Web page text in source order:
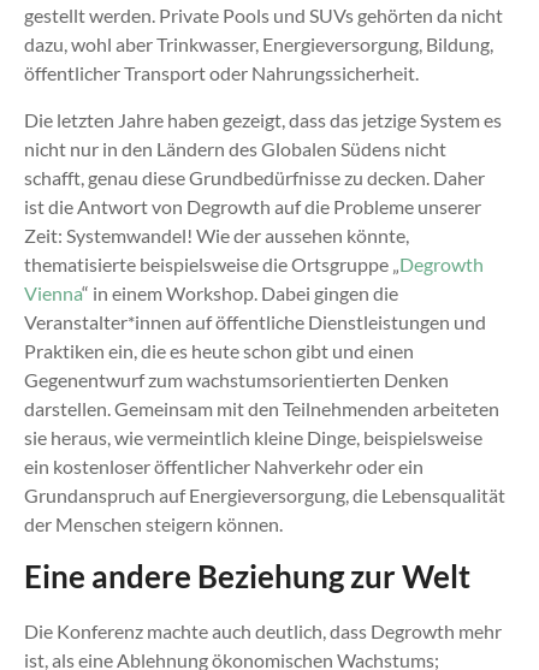
gestellt werden. Private Pools und SUVs gehörten da nicht
dazu, wohl aber Trinkwasser, Energieversorgung, Bildung,
öffentlicher Transport oder Nahrungssicherheit.
Die letzten Jahre haben gezeigt, dass das jetzige System es
nicht nur in den Ländern des Globalen Südens nicht
schafft, genau diese Grundbedürfnisse zu decken. Daher
ist die Antwort von Degrowth auf die Probleme unserer
Zeit: Systemwandel! Wie der aussehen könnte,
thematisierte beispielsweise die Ortsgruppe „Degrowth
Vienna“ in einem Workshop. Dabei gingen die
Veranstalter*innen auf öffentliche Dienstleistungen und
Praktiken ein, die es heute schon gibt und einen
Gegenentwurf zum wachstumsorientierten Denken
darstellen. Gemeinsam mit den Teilnehmenden arbeiteten
sie heraus, wie vermeintlich kleine Dinge, beispielsweise
ein kostenloser öffentlicher Nahverkehr oder ein
Grundanspruch auf Energieversorgung, die Lebensqualität
der Menschen steigern können.
Eine andere Beziehung zur Welt
Die Konferenz machte auch deutlich, dass Degrowth mehr
ist, als eine Ablehnung ökonomischen Wachstums;